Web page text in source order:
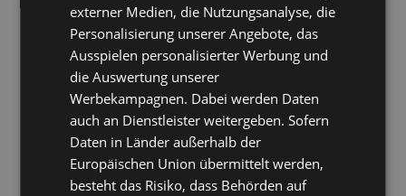
externer Medien, die Nutzungsanalyse, die
Personalisierung unserer Angebote, das
Ausspielen personalisierter Werbung und
die Auswertung unserer
Werbekampagnen. Dabei werden Daten
auch an Dienstleister weitergeben. Sofern
Daten in Länder außerhalb der
Europäischen Union übermittelt werden,
besteht das Risiko, dass Behörden auf